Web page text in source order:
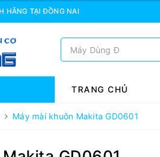
HÃNG TẠI ĐỒNG NAI
TRANG CHỦ
Máy mài khuôn Makita GD0601